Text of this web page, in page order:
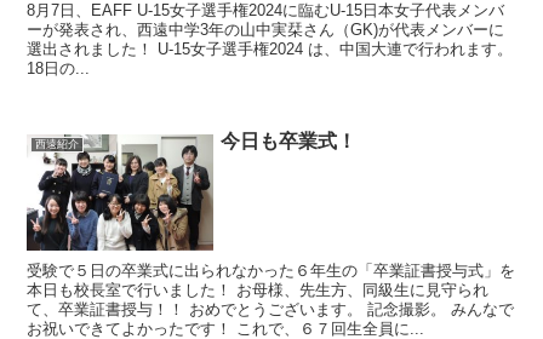
8月7日、EAFF U-15女子選手権2024に臨むU-15日本女子代表メンバ
ーが発表され、西遠中学3年の山中実栞さん（GK)が代表メンバーに
選出されました！ U-15女子選手権2024 は、中国大連で行われます。
18日の...
西遠紹介 今日も卒業式！
受験で５日の卒業式に出られなかった６年生の「卒業証書授与式」を
本日も校長室で行いました！ お母様、先生方、同級生に見守られ
て、卒業証書授与！！ おめでとうございます。 記念撮影。 みんなで
お祝いできてよかったです！ これで、６７回生全員に...